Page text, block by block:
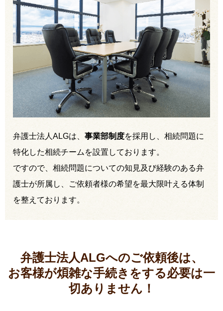
弁護士法人ALGは、 事業部制度を採用し、相続問題に
特化した相続チームを設置しております。
ですので、相続問題についての知見及び経験のある弁
護士が所属し、ご依頼者様の希望を最大限叶える体制
を整えております。
弁護士法人ALGへのご依頼後は、
お客様が煩雑な手続きをする必要は一
切ありません！